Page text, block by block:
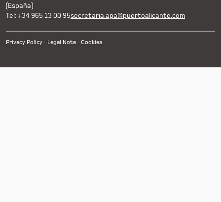
(España)
Tel: +34 965 13 00 95secretaria.apa@puertoalicante.com
Privacy Policy Legal Note Cookies